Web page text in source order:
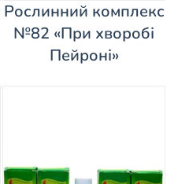
Рослинний комплекс
№82 «При хворобі
Пейроні»